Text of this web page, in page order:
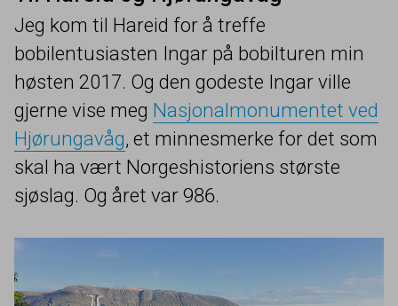
Jeg kom til Hareid for å treffe
bobilentusiasten Ingar på bobilturen min
høsten 2017. Og den godeste Ingar ville
gjerne vise meg Nasjonalmonumentet ved
Hjørungavåg, et minnesmerke for det som
skal ha vært Norgeshistoriens største
sjøslag. Og året var986.